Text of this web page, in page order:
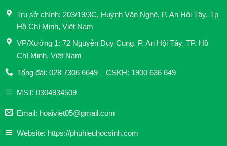
Trụ sở chính: 203/19/3C, Huỳnh Văn Nghệ, P. An Hội Tây, Tp
Hồ Chí Minh, Việt Nam
VP/Xưởng 1: 72 Nguyễn Duy Cung, P. An Hội Tây, TP. Hồ
Chí Minh, Việt Nam
Tổng đài: 028 7306 6649 – CSKH: 1900 636 649
MST: 0304934509
Email: hoaiviet05@gmail.com
Website: https://phuhieuhocsinh.com